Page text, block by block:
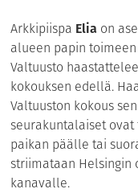
Arkkipiispa Elia on
alueen papin
Valtuusto
kokouksen edellä.
Valtuuston kokous
seurakuntalaiset
paikan päälle tai
striimataan Helsingin
kanavalle.